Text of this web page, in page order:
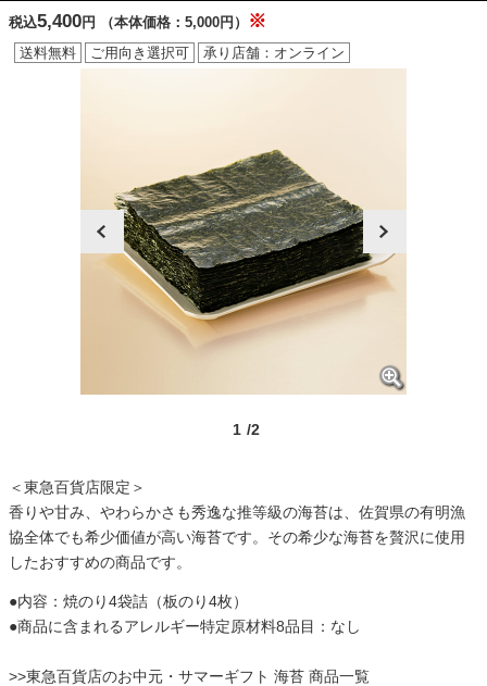
税込5,400円 （本体価格：5,000円） ※
送料無料 ご用向き選択可 承り店舗：オンライン
prev next
1 /2
＜東急百貨店限定＞
香りや甘み、やわらかさも秀逸な推等級の海苔は、佐賀県の有明漁
協全体でも希少価値が高い海苔です。その希少な海苔を贅沢に使用
したおすすめの商品です。
●内容：焼のり4袋詰（板のり4枚）
●商品に含まれるアレルギー特定原材料8品目：なし
>>東急百貨店のお中元・サマーギフト 海苔 商品一覧